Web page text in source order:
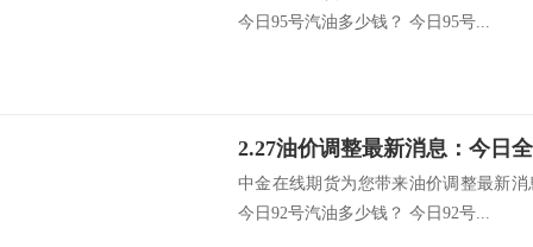
今日95号汽油多少钱？ 今日95号...
中金在线期货为您带来油价调整最新
今日92号汽油多少钱？ 今日92号...